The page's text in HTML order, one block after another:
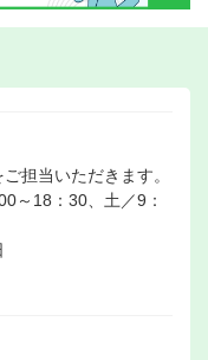
担当いただきます。
～18：30、土／9：